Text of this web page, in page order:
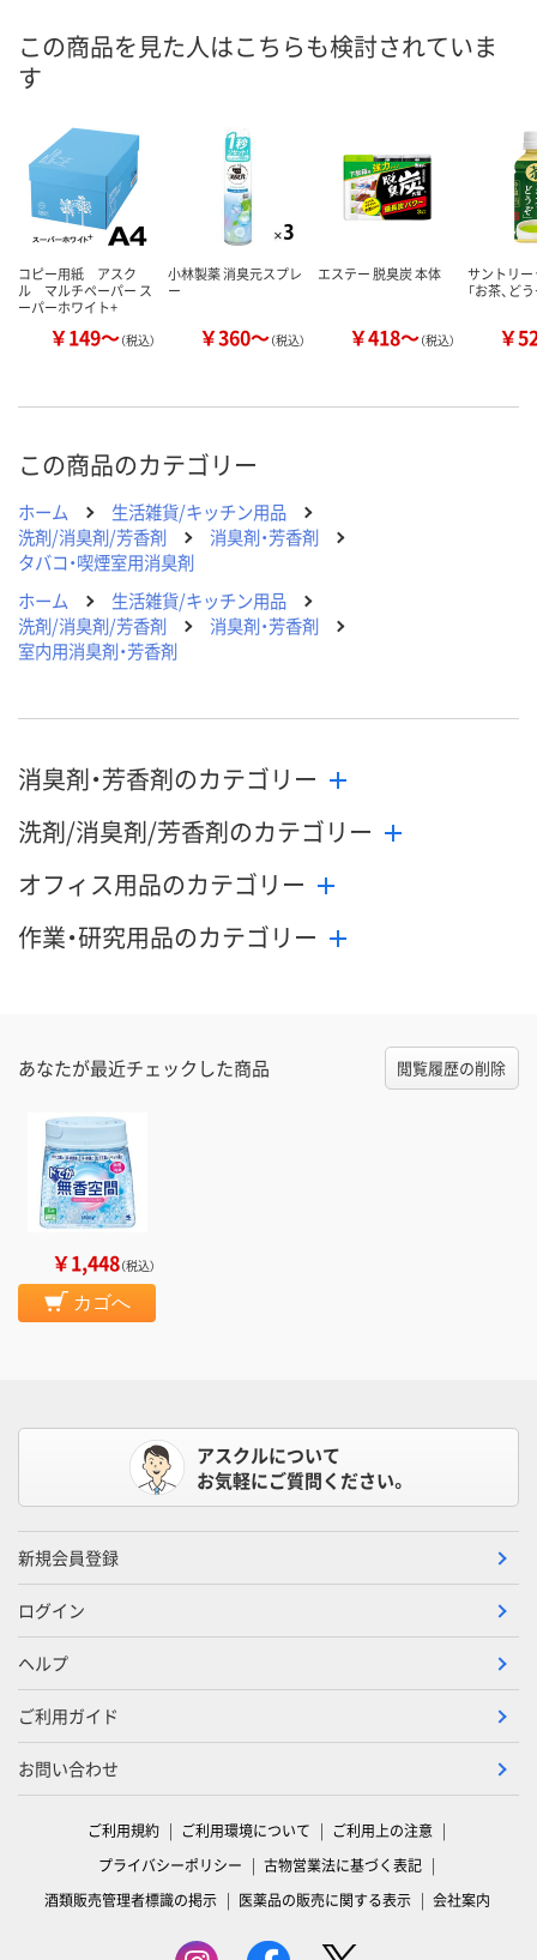
在庫 あり あり あり
お届け日
数量
カゴへ カ
この商品を見た人はこちらも検討されていま
す
コピー用紙 アスク
ル マルチペーパー ス
ーパーホワイト+
￥149～（税込）
小林製薬 消臭元スプレ
ー
￥360～（税込）
エステー 脱臭炭 本体
￥418～（税込）
サントリー
「お茶、ど
￥
この商品のカテゴリー
ホーム
生活雑貨/キッチン用品
洗剤/消臭剤/芳香剤
消臭剤・芳香剤
タバコ・喫煙室用消臭剤
ホーム
生活雑貨/キッチン用品
洗剤/消臭剤/芳香剤
消臭剤・芳香剤
室内用消臭剤・芳香剤
消臭剤・芳香剤のカテゴリー
洗剤/消臭剤/芳香剤のカテゴリー
オフィス用品のカテゴリー
作業・研究用品のカテゴリー
あなたが最近チェックした商品 閲覧履歴の削除
￥1,448（税込）
カゴへ
アスクルについて
お気軽にご質問ください。
新規会員登録
ログイン
ヘルプ
ご利用ガイド
お問い合わせ
ご利用規約 ご利用環境について
ご利用上の注意
プライバシーポリシー
古物営業法に基づく表記
酒類販売管理者標識の掲示
医薬品の販売に関する表示 会社案内